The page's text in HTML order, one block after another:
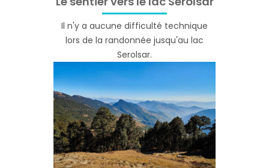
Il n'y a aucune difficulté technique
lors de la randonnée jusqu'au lac
Serolsar.